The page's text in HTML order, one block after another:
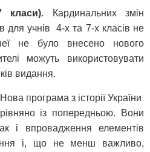
класи). Кардинальних змін
для учнів 4-х та 7-х класів не
не було внесено нового
можуть використовувати
видання.
програма з історії України
із попередньою. Вони
і впровадження елементів
і, що не менш важливо,